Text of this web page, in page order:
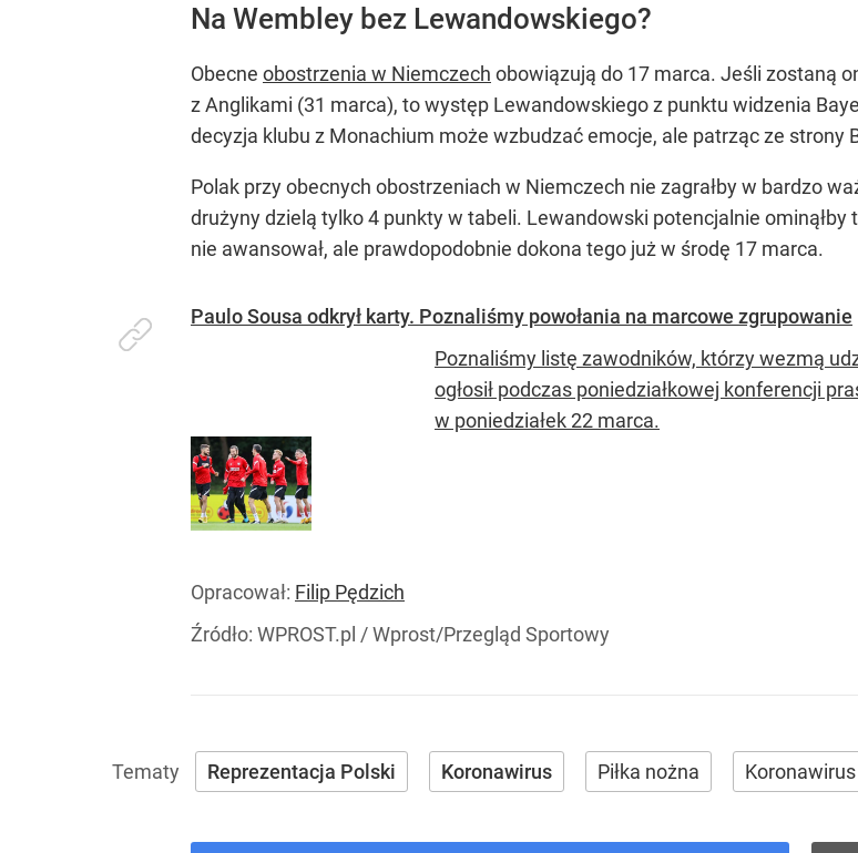
Na Wembley bez Lewandowskiego?
Obecne obostrzenia w Niemczech obowiązują do 17 marca. Jeśli zostaną
z Anglikami (31 marca), to występ Lewandowskiego z punktu widzenia
decyzja klubu z Monachium może wzbudzać emocje, ale patrząc ze strony
Polak przy obecnych obostrzeniach w Niemczech nie zagrałby w bardzo
drużyny dzielą tylko 4 punkty w tabeli. Lewandowski potencjalnie
nie awansował, ale prawdopodobnie dokona tego już w środę 17 marca.
Paulo Sousa odkrył karty. Poznaliśmy powołania na marcowe zgrupowanie
Poznaliśmy listę zawodników, którzy wezmą
ogłosił podczas poniedziałkowej konferencji
w poniedziałek 22 marca.
Opracował: Filip Pędzich
Źródło: WPROST.pl /Wprost/Przegląd Sportowy
Reprezentacja Polski Koronawirus Piłka nożna